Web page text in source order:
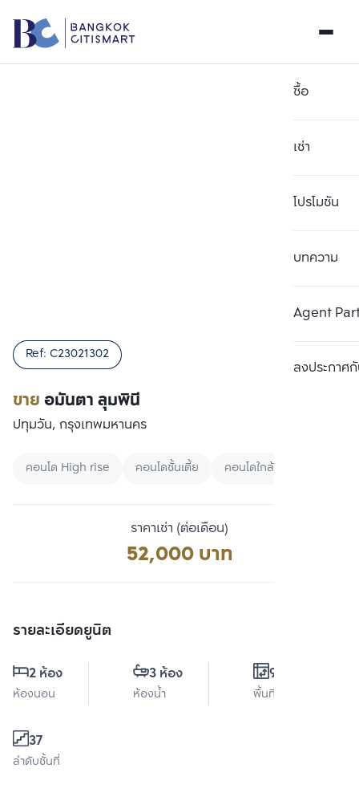
ซื้อ
เช่า
โปรโมชัน
บทความ
Agent
ลงประกาศกั
ขายอมันตา ลุมพินี
Ref: C23021302
ปทุมวัน, กรุงเทพมหานคร
คอนโด High rise คอนโดชั้นเตี้ย คอนโดใกล้ MRT
ราคาเช่า (ต่อเดือน)
52,000 บาท
รายละเอียดยูนิต
2 ห้อง
ห้องนอน
3 ห้อง
ห้องน้ำ
92 ตร.ม.
พื้นที่ใช้สอย
37
ลำดับชั้นที่
เปรียบเทียบ